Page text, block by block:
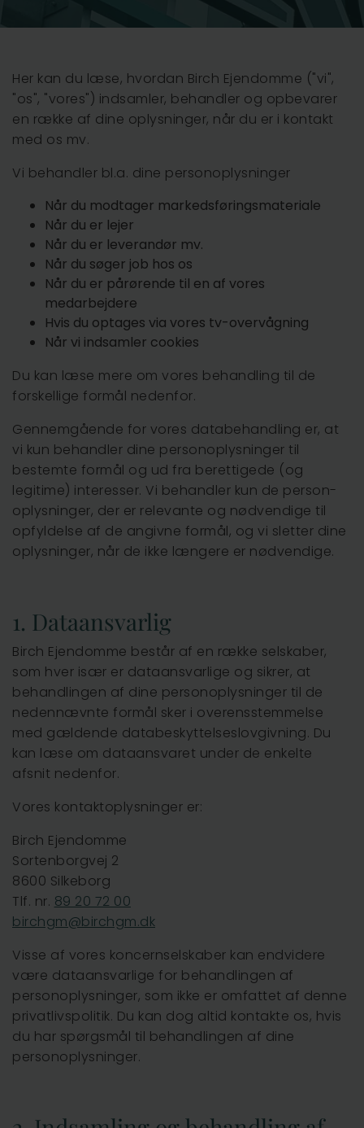
Her kan du læse, hvordan Birch Ejendomme ("vi",
"os", "vores") indsamler, behandler og opbevarer
en række af dine oplysninger, når du er i kontakt
med os mv.
Vi behandler bl.a. dine personoplysninger
Når du modtager markedsføringsmateriale
Når du er lejer
Når du er leverandør mv.
Når du søger job hos os
Når du er pårørende til en af vores
medarbejdere
Hvis du optages via vores tv-overvågning
Når vi indsamler cookies
Du kan læse mere om vores behandling til de
forskellige formål nedenfor.
Gennemgående for vores databehandling er, at
vi kun behandler dine personoplysninger til
bestemte formål og ud fra berettigede (og
legitime) interesser. Vi behandler kun de person-
oplysninger, der er relevante og nødvendige til
opfyldelse af de angivne formål, og vi sletter dine
oplysninger, når de ikke længere er nødvendige.
1. Dataansvarlig
Birch Ejendomme består af en række selskaber,
som hver især er dataansvarlige og sikrer, at
behandlingen af dine personoplysninger til de
nedennævnte formål sker i overensstemmelse
med gældende databeskyttelseslovgivning. Du
kan læse om dataansvaret under de enkelte
afsnit nedenfor.
Vores kontaktoplysninger er:
Birch Ejendomme
Sortenborgvej 2
8600 Silkeborg
Tlf. nr. 89 20 72 00
birchgm@birchgm.dk
Visse af vores koncernselskaber kan endvidere
være dataansvarlige for behandlingen af
personoplysninger, som ikke er omfattet af denne
privatlivspolitik. Du kan dog altid kontakte os, hvis
du har spørgsmål til behandlingen af dine
personoplysninger.
Vejle